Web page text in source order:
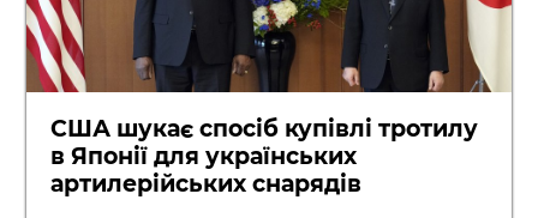
США шукає спосіб купівлі тротилу
в Японії для українських
артилерійських снарядів